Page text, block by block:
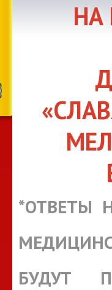
НА
*ОТВЕТЫ
БУДУТ